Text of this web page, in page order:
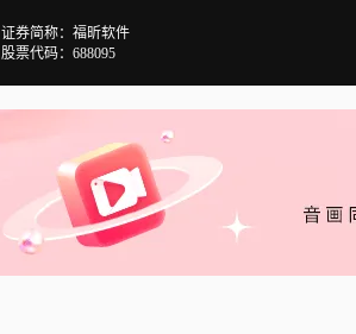
证券简称：福昕软件
股票代码：688095